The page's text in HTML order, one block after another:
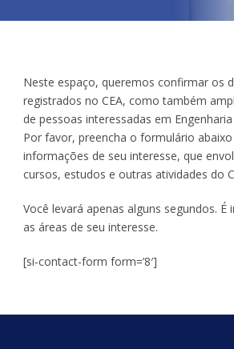
Neste espaço, queremos confirmar os
registrados no CEA, como também
de pessoas interessadas em
Por favor, preencha o formulário
informações de seu interesse, que
cursos, estudos e outras atividades do
Você levará apenas alguns segundos.
as áreas de seu interesse.
[si-contact-form form=’8′]